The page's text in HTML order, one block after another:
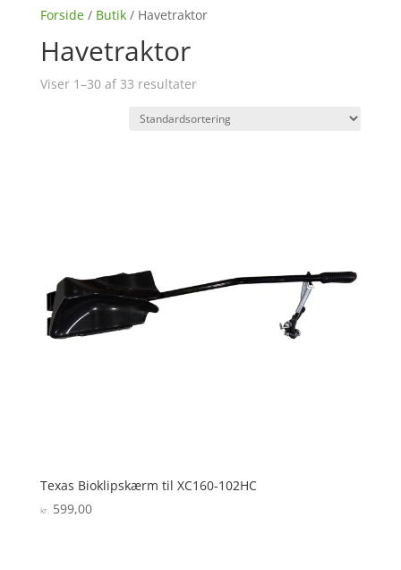
Forside/ Butik/ Havetraktor
Havetraktor
Viser 1–30 af 33 resultater
Texas Bioklipskærm til XC160-102HC
kr. 599,00